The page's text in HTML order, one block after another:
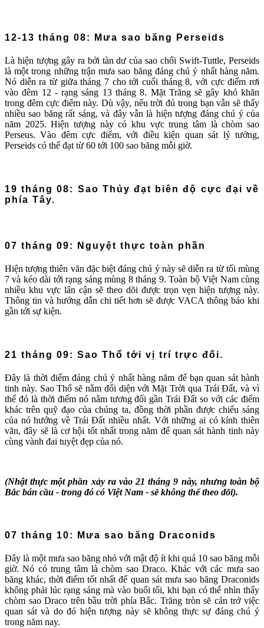
12-13 tháng 08: Mưa sao băng Perseids
Là hiện tượng gây ra bởi tàn dư của sao chổi Swift-Tuttle, Perseids
là một trong những trận mưa sao băng đáng chú ý nhất hàng năm.
Nó diễn ra từ giữa tháng 7 cho tới cuối tháng 8, với cực điểm rơi
vào đêm 12 - rạng sáng 13 tháng 8. Mặt Trăng sẽ gây khó khăn
trong đêm cực điểm này. Dù vậy, nếu trời đủ trong bạn vẫn sẽ thấy
nhiều sao băng rất sáng, và đây vẫn là hiện tượng đáng chú ý của
năm 2025. Hiện tượng này có khu vực trung tâm là chòm sao
Perseus. Vào đêm cực điểm, với điều kiện quan sát lý tưởng,
Perseids có thể đạt từ 60 tới 100 sao băng mỗi giờ.
19 tháng 08: Sao Thủy đạt biên độ cực đại về
phía Tây.
07 tháng 09: Nguyệt thực toàn phần
Hiện tượng thiên văn đặc biệt đáng chú ý này sẽ diễn ra từ tối mùng
7 và kéo dài tới rạng sáng mùng 8 tháng 9. Toàn bộ Việt Nam cùng
nhiều khu vực lân cận sẽ theo dõi được trọn vẹn hiện tượng này.
Thông tin và hướng dẫn chi tiết hơn sẽ được VACA thông báo khi
gần tới sự kiện.
21 tháng 09: Sao Thổ tới vị trí trực đối.
Đây là thời điểm đáng chú ý nhất hàng năm để bạn quan sát hành
tinh này. Sao Thổ sẽ nằm đối diện với Mặt Trời qua Trái Đất, và vì
thế đó là thời điểm nó nằm tương đối gần Trái Đất so với các điểm
khác trên quỹ đạo của chúng ta, đồng thời phần được chiếu sáng
của nó hướng về Trái Đất nhiều nhất. Với những ai có kính thiên
văn, đây sẽ là cơ hội tốt nhất trong năm để quan sát hành tinh này
cùng vành đai tuyệt đẹp của nó.
(Nhật thực một phần xảy ra vào 21 tháng 9 này, nhưng toàn bộ
Bắc bán cầu - trong đó có Việt Nam - sẽ không thể theo dõi).
07 tháng 10: Mưa sao băng Draconids
Đây là một mưa sao băng nhỏ với mật độ ít khi quá 10 sao băng mỗi
giờ. Nó có trung tâm là chòm sao Draco. Khác với các mưa sao
băng khác, thời điểm tốt nhất để quan sát mưa sao băng Draconids
không phải lúc rạng sáng mà vào buổi tối, khi bạn có thể nhìn thấy
chòm sao Draco trên bầu trời phía Bắc. Trăng tròn sẽ cản trở việc
quan sát và do đó hiện tượng này sẽ không thực sự đáng chú ý
trong năm nay.